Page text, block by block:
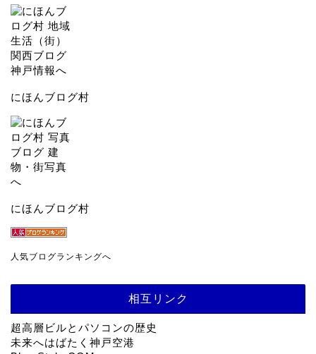
にほんブログ村
にほんブログ村
人気ブログランキングへ
相互リンク
超高層ビルとパソコンの歴史
未来へはばたく神戸空港